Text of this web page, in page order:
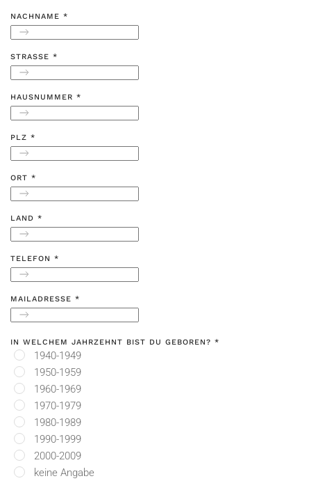
NACHNAME *
STRASSE *
HAUSNUMMER *
PLZ *
ORT *
LAND *
TELEFON *
MAILADRESSE *
IN WELCHEM JAHRZEHNT BIST DU GEBOREN? *
1940-1949
1950-1959
1960-1969
1970-1979
1980-1989
1990-1999
2000-2009
keine Angabe